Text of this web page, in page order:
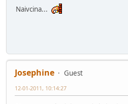
Naivcina...
Josephine
Guest
12-01-2011, 10:14:27